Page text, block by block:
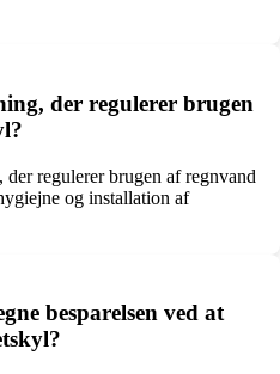
der regulerer brugen
regulerer brugen af regnvand
og installation af
besparelsen ved at